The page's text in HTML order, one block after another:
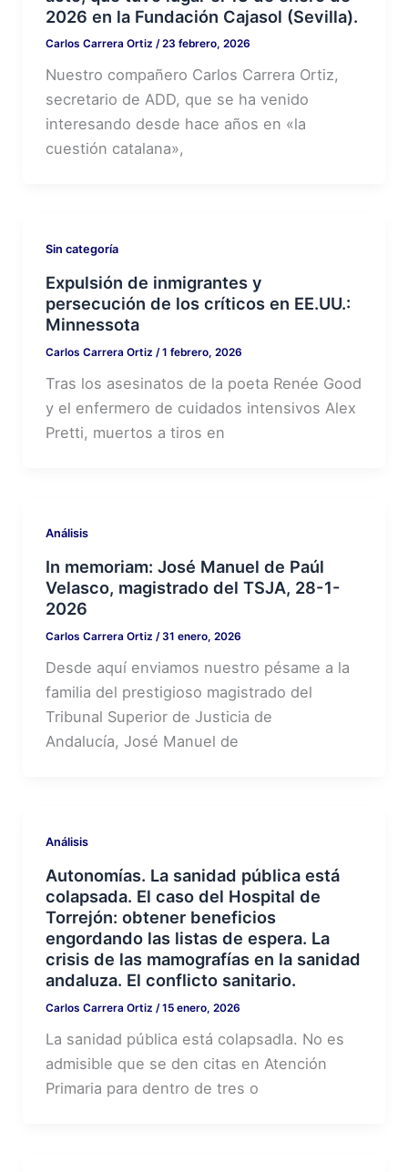
2026 en la Fundación Cajasol (Sevilla).
Carlos Carrera Ortiz /23 febrero, 2026
Nuestro compañero Carlos Carrera Ortiz,
secretario de ADD, que se ha venido
interesando desde hace años en «la
cuestión catalana»,
Sin categoría
Expulsión de inmigrantes y
persecución de los críticos en EE.UU.:
Minnessota
Carlos Carrera Ortiz /1 febrero, 2026
Tras los asesinatos de la poeta Renée Good
y el enfermero de cuidados intensivos Alex
Pretti, muertos a tiros en
Análisis
In memoriam: José Manuel de Paúl
Velasco, magistrado del TSJA, 28-1-
2026
Carlos Carrera Ortiz /31 enero, 2026
Desde aquí enviamos nuestro pésame a la
familia del prestigioso magistrado del
Tribunal Superior de Justicia de
Andalucía, José Manuel de
Análisis
Autonomías. La sanidad pública está
colapsada. El caso del Hospital de
Torrejón: obtener beneficios
engordando las listas de espera. La
crisis de las mamografías en la sanidad
andaluza. El conflicto sanitario.
Carlos Carrera Ortiz /15 enero, 2026
La sanidad pública está colapsadla. No es
admisible que se den citas en Atención
Primaria para dentro de tres o